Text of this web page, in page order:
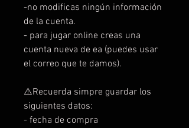
-no modificas ningún información
de la cuenta.
- para jugar online creas una
cuenta nueva de ea (puedes usar
el correo que te damos).
⚠️Recuerda simpre guardar los
siguientes datos:
- fecha de compra